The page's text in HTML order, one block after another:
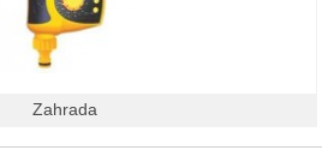
Zahrada